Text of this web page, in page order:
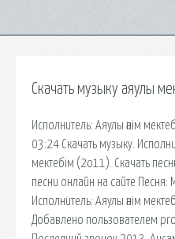
Скачать музыку аяулы
Исполнитель: Аяулы әнiм
03:24 Скачать музыку.
мектебім (2о11). Скачать
песни онлайн на сайте Песня:
Исполнитель: Аяулы әнiм
Добавлено пользователем